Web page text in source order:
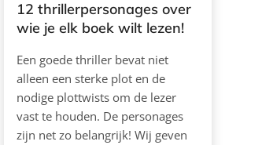
12 thrillerpersonages over
wie je elk boek wilt lezen!
Een goede thriller bevat niet
alleen een sterke plot en de
nodige plottwists om de lezer
vast te houden. De personages
zijn net zo belangrijk! Wij geven